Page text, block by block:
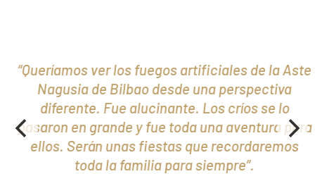
“Queríamos ver los fuegos artificiales de la Aste
Nagusia de Bilbao desde una perspectiva
diferente. Fue alucinante. Los críos se lo
pasaron en grande y fue toda una aventura para
ellos. Serán unas fiestas que recordaremos
toda la familia para siempre”.